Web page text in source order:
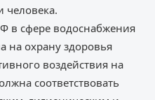
человека.
в сфере водоснабжения
на охрану здоровья
воздействия на
соответствовать